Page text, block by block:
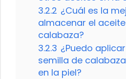
3.2.2 ¿Cuál es la
almacenar el
calabaza?
3.2.3 ¿Puedo
semilla de
en la piel?